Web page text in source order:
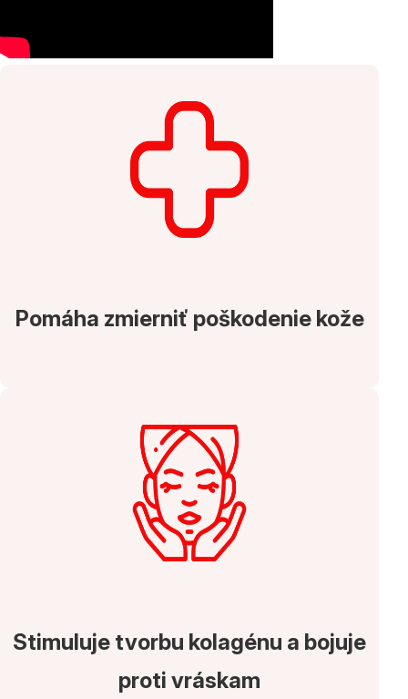
Pomáha zmierniť poškodenie kože
Stimuluje tvorbu kolagénu a bojuje
proti vráskam